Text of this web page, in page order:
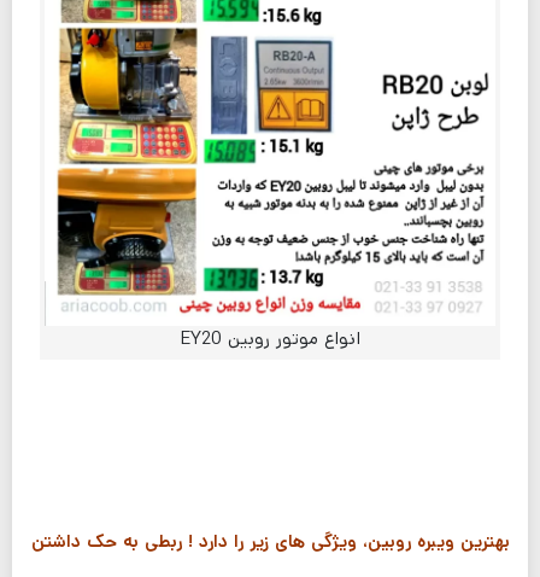
انواع موتور روبین EY20
بهترین ویبره روبین، ویژگی های زیر را دارد ! ربطی به حک داشتن